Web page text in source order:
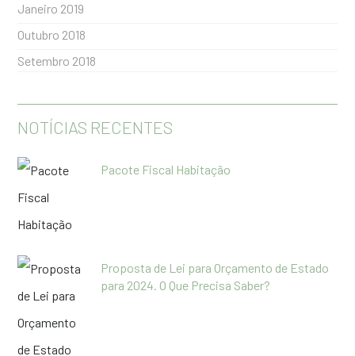
Janeiro 2019
Outubro 2018
Setembro 2018
NOTÍCIAS RECENTES
Pacote Fiscal Habitação
Proposta de Lei para Orçamento de Estado
para 2024. O Que Precisa Saber?